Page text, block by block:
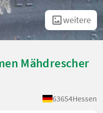
weitere
Mähdrescher
63654Hessen